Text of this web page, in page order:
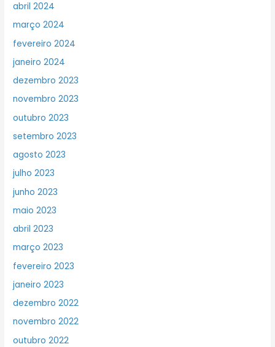
abril 2024
março 2024
fevereiro 2024
janeiro 2024
dezembro 2023
novembro 2023
outubro 2023
setembro 2023
agosto 2023
julho 2023
junho 2023
maio 2023
abril 2023
março 2023
fevereiro 2023
janeiro 2023
dezembro 2022
novembro 2022
outubro 2022